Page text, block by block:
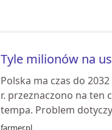
Tyle milionów na
Polska ma czas do
r. przeznaczono na ten
tempa. Problem
farmer.pl